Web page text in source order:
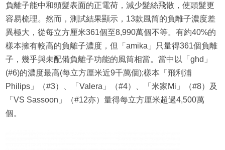
負離子能中和頭髮表面的正電荷，減少髮絲飛散，使頭髮更
容易梳理。然而，測試結果顯示，13款風筒的負離子濃度差
異極大，從每立方厘米361個至8,990萬個不等。有約40%的
樣本擁有較高的負離子濃度，但「amika」只量得361個負離
子，幾乎與未配備負離子功能的風筒相當。當中以「ghd」
(#6)的濃度最高(每立方厘米近9千萬個);樣本「飛利浦
Philips」（#3）、「Valera」（#4）、「米家Mi」（#8）及
「VS Sassoon」（#12亦）量得每立方厘米超過4,500萬
個。